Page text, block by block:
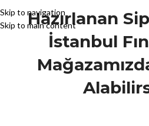
Skip to navigation
Skip to main content
Hazırlanan
İstanbul